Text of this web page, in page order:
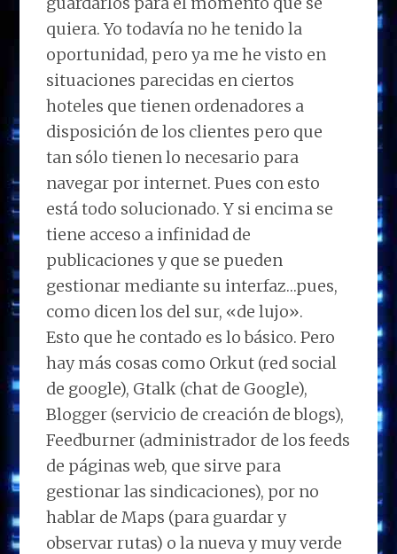
quiera. Yo todavía no he tenido la
oportunidad, pero ya me he visto en
situaciones parecidas en ciertos
hoteles que tienen ordenadores a
disposición de los clientes pero que
tan sólo tienen lo necesario para
navegar por internet. Pues con esto
está todo solucionado. Y si encima se
tiene acceso a infinidad de
publicaciones y que se pueden
gestionar mediante su interfaz…pues,
como dicen los del sur, «de lujo».
Esto que he contado es lo básico. Pero
hay más cosas como Orkut (red social
de google), Gtalk (chat de Google),
Blogger (servicio de creación de blogs),
Feedburner (administrador de los feeds
de páginas web, que sirve para
gestionar las sindicaciones), por no
hablar de Maps (para guardar y
observar rutas) o la nueva y muy verde